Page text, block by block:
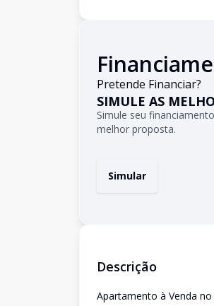
Pretende Financiar?
SIMULE AS
Simule seu
melhor proposta.
Simular
Descrição
Apartamento à Venda